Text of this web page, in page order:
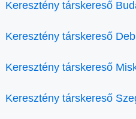
Keresztény társkereső
Keresztény társkereső
Keresztény társkereső
Keresztény társkereső